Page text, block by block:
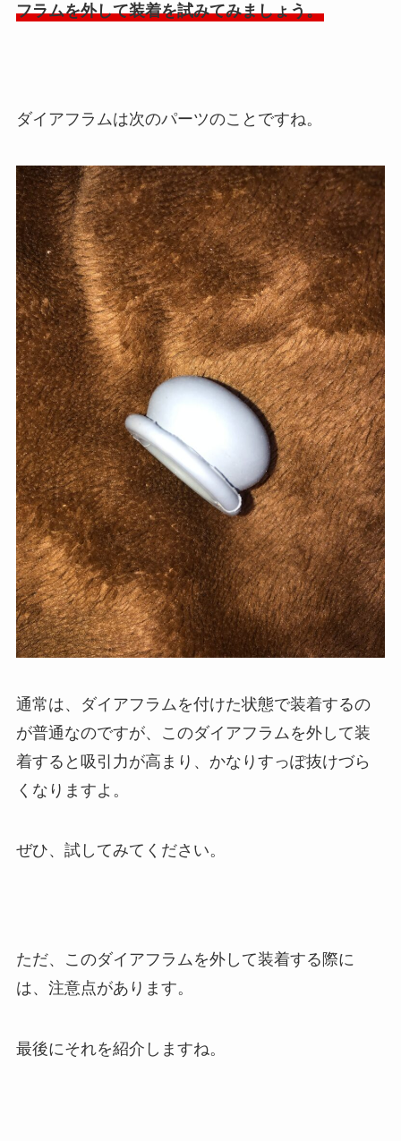
フラムを外して装着を試みてみましょう。
ダイアフラムは次のパーツのことですね。
通常は、ダイアフラムを付けた状態で装着するの
が普通なのですが、このダイアフラムを外して装
着すると吸引力が高まり、かなりすっぽ抜けづら
くなりますよ。
ぜひ、試してみてください。
ただ、このダイアフラムを外して装着する際に
は、注意点があります。
最後にそれを紹介しますね。